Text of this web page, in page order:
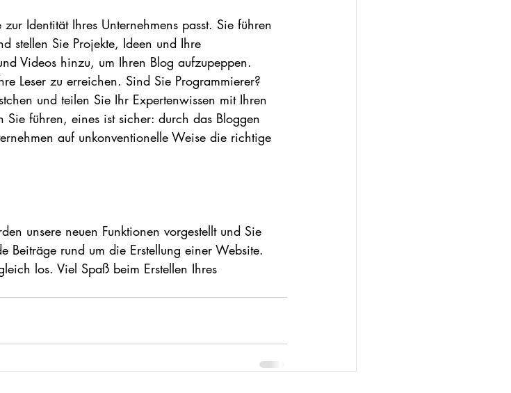
Identität Ihres Unternehmens passt. Sie führen
stellen Sie Projekte, Ideen und Ihre
Videos hinzu, um Ihren Blog aufzupeppen.
Leser zu erreichen. Sind Sie Programmierer?
und teilen Sie Ihr Expertenwissen mit Ihren
Sie führen, eines ist sicher: durch das Bloggen
auf unkonventionelle Weise die richtige
unsere neuen Funktionen vorgestellt und Sie
Beiträge rund um die Erstellung einer Website.
los. Viel Spaß beim Erstellen Ihres